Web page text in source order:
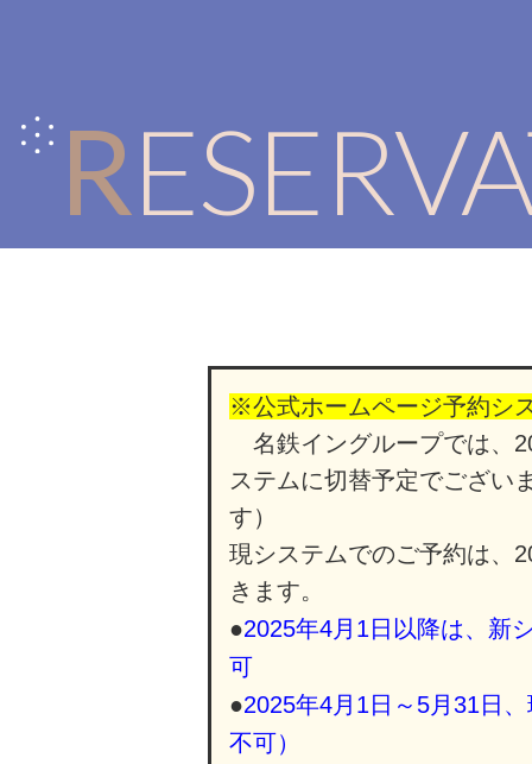
※公式ホームページ予約シ
名鉄イングループでは、
ステムに切替予定でござい
す）
現システムでのご予約は、
きます。
●2025年4月1日以降は、新
可
●2025年4月1日～5月31日
不可）